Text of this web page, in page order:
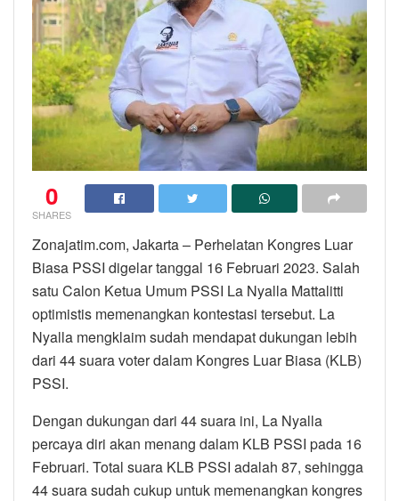
0
SHARES
Zonajatim.com, Jakarta – Perhelatan Kongres Luar
Biasa PSSI digelar tanggal 16 Februari 2023. Salah
satu Calon Ketua Umum PSSI La Nyalla Mattalitti
optimistis memenangkan kontestasi tersebut. La
Nyalla mengklaim sudah mendapat dukungan lebih
dari 44 suara voter dalam Kongres Luar Biasa (KLB)
PSSI.
Dengan dukungan dari 44 suara ini, La Nyalla
percaya diri akan menang dalam KLB PSSI pada 16
Februari. Total suara KLB PSSI adalah 87, sehingga
44 suara sudah cukup untuk memenangkan kongres